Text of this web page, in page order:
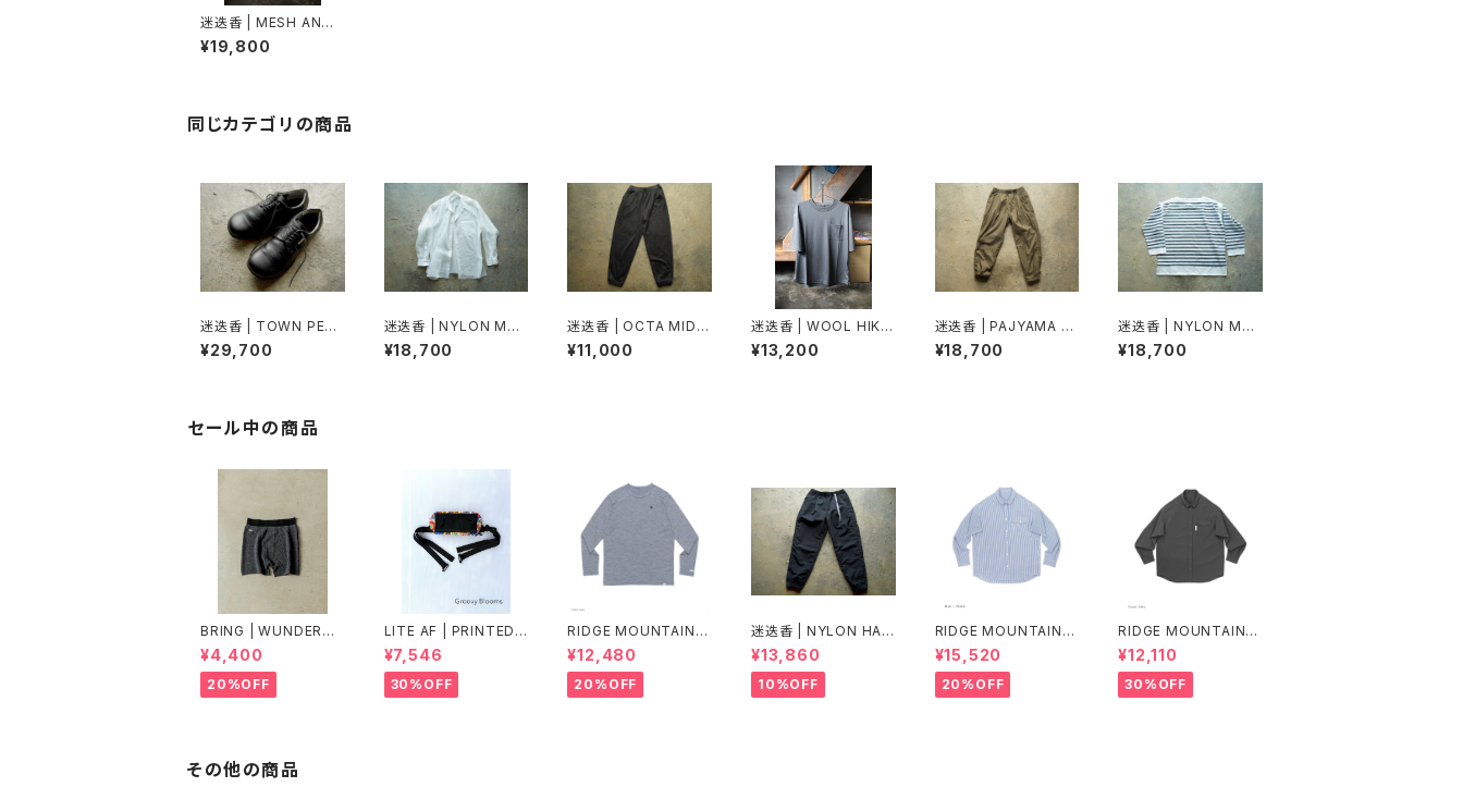
迷迭香 | MESH ANOR
AK
¥19,800
同じカテゴリの商品
迷迭香 | TOWN PEAK
S SHOES
¥29,700
迷迭香 | NYLON MES
H BASIC OVER SHIR
T
¥18,700
迷迭香 | OCTA MID P
T
¥11,000
迷迭香 | WOOL HIKE
RS TEE
¥13,200
迷迭香 | PAJYAMA P
T
¥18,700
迷迭香 | NYLON MES
H BASQUE SHIRT
¥18,700
セール中の商品
BRING | WUNDERW
EAR "ONE" 50/50
¥4,400
20%OFF
LITE AF | PRINTED
DYNEEMA FEATHER
WEIGHT FANNY PAC
K
¥7,546
30%OFF
RIDGE MOUNTAIN G
EAR | Merino Basic
Long Sleeve Tee
"Micro Border"
¥12,480
20%OFF
迷迭香 | NYLON HAR
VEST TRAINER Ver.2
025 Lot.3
¥13,860
10%OFF
RIDGE MOUNTAIN G
EAR | Basic Long Sl
eeve Shirt "Stripe"
¥15,520
20%OFF
RIDGE MOUNTAIN G
EAR | Basic Long Sl
eeve Shirt
¥12,110
30%OFF
その他の商品